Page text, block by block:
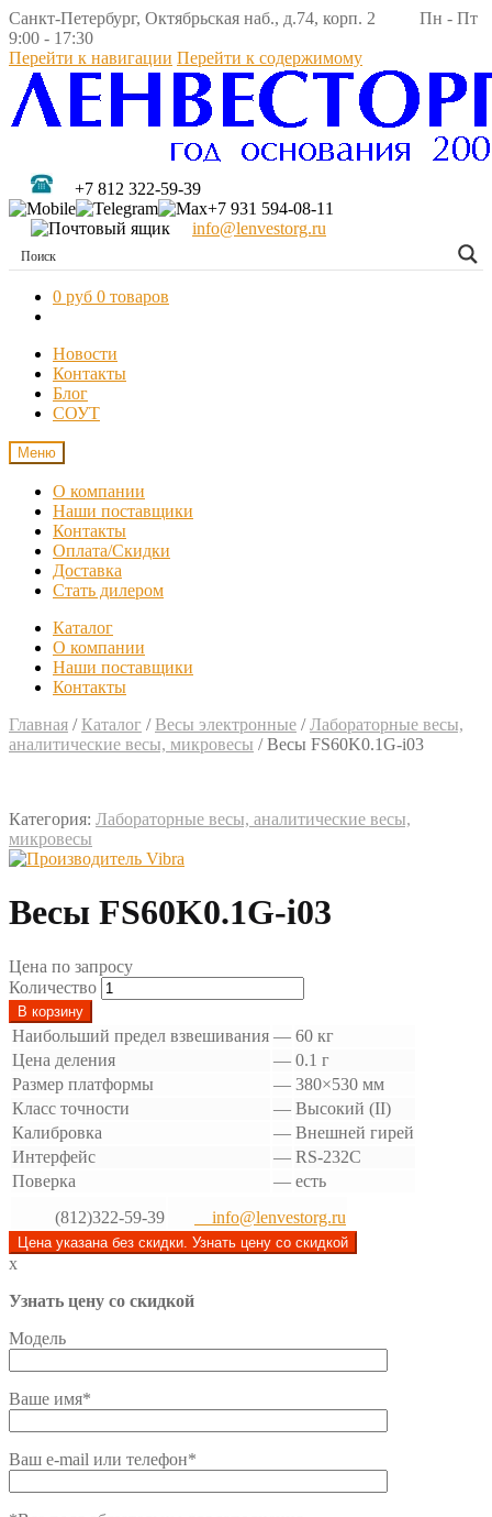
Санкт-Петербург, Октябрьская наб., д.74, корп. 2 Пн - Пт
9:00 - 17:30
Перейти к навигации Перейти к содержимому
+7 812 322-59-39
+7 931 594-08-11
info@lenvestorg.ru
0 руб 0 товаров
Новости
Контакты
Блог
СОУТ
Меню
О компании
Наши поставщики
Контакты
Оплата/Скидки
Доставка
Стать дилером
Каталог
О компании
Наши поставщики
Контакты
Главная / Каталог / Весы электронные /Лабораторные весы,
аналитические весы, микровесы /Весы FS60K0.1G-i03
Категория: Лабораторные весы, аналитические весы,
микровесы
Весы FS60K0.1G-i03
Цена по запросу
Количество
В корзину
Наибольший предел взвешивания — 60 кг
Цена деления
— 0.1 г
Размер платформы
— 380×530 мм
Класс точности
— Высокий (II)
Калибровка
— Внешней гирей
Интерфейс
— RS-232C
Поверка
— есть
(812)322-59-39
info@lenvestorg.ru
Цена указана без скидки. Узнать цену со скидкой
x
Узнать цену со скидкой
Модель
Ваше имя*
Ваш e-mail или телефон*